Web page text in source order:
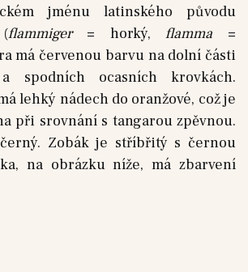
jménu latinského původu
flammiger= horký,flamma =
má červenou barvu na dolní části
spodních ocasních krovkách.
lehký nádech do oranžové, což je
při srovnání s tangarou zpěvnou.
Zobák je stříbřitý s černou
na obrázku níže, má zbarvení